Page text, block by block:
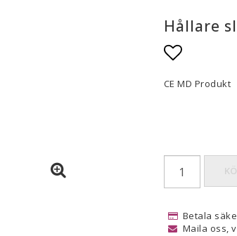
Hållare
Lägg till
CE MD Produkt
Betala
Maila oss,